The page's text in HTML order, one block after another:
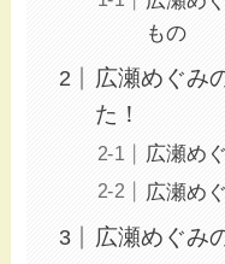
もの
広瀬めぐみ
た！
広瀬め
広瀬め
広瀬めぐみ